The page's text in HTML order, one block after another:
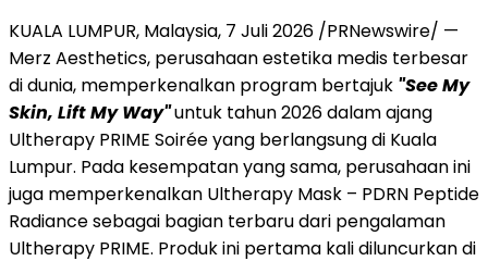
KUALA LUMPUR, Malaysia, 7 Juli 2026 /PRNewswire/ —
Merz Aesthetics, perusahaan estetika medis terbesar
di dunia, memperkenalkan program bertajuk "See My
Skin, Lift My Way"untuk tahun 2026 dalam ajang
Ultherapy PRIME Soirée yang berlangsung di Kuala
Lumpur. Pada kesempatan yang sama, perusahaan ini
juga memperkenalkan Ultherapy Mask – PDRN Peptide
Radiance sebagai bagian terbaru dari pengalaman
Ultherapy PRIME. Produk ini pertama kali diluncurkan di